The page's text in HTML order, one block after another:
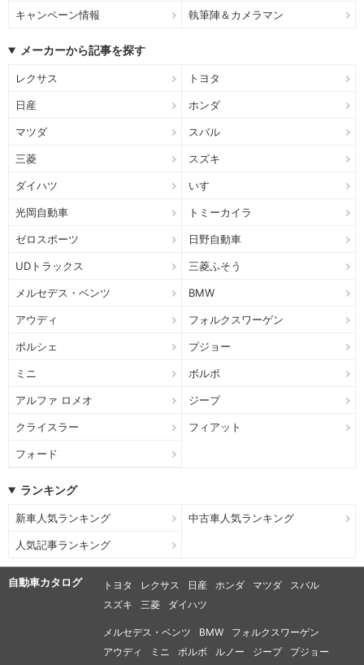
キャンペーン情報 執筆陣＆カメラマン
メーカーから記事を探す
レクサス トヨタ
日産 ホンダ
マツダ スバル
三菱 スズキ
ダイハツ いすゞ
光岡自動車 トミーカイラ
ゼロスポーツ 日野自動車
UDトラックス 三菱ふそう
メルセデス・ベンツ BMW
アウディ フォルクスワーゲン
ポルシェ プジョー
ミニ ボルボ
アルファ ロメオ ジープ
クライスラー フィアット
フォード
ランキング
新車人気ランキング 中古車人気ランキング
人気記事ランキング
自動車カタログ トヨタ レクサス 日産 ホンダ マツダ
スバル
スズキ
三菱 ダイハツ
メルセデス・ベンツ BMW
フォルクスワーゲン
アウディ
ミニ ボルボ ルノー ジープ プジョー